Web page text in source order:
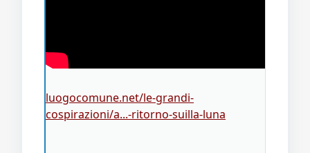
luogocomune.net/le-grandi-
cospirazioni/a...-ritorno-suilla-luna